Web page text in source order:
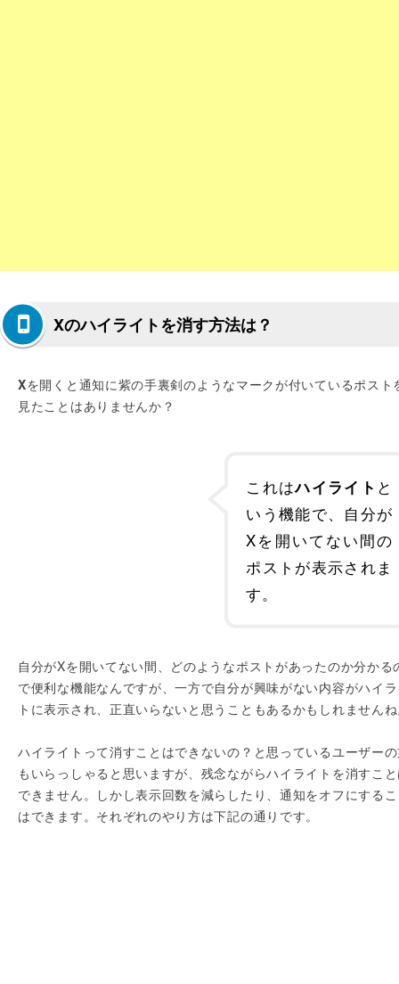
Xのハイライトを消す方法は？
Xを開くと通知に紫の手裏剣のようなマークが付いているポスト
見たことはありませんか？
これはハイライト と
いう機能で、自分が
Xを開いてない間の
ポストが表示されま
す。
自分がXを開いてない間、どのようなポストがあったのか分かる
で便利な機能なんですが、一方で自分が興味がない内容がハイ
トに表示され、正直いらないと思うこともあるかもしれません
ハイライトって消すことはできないの？と思っているユーザー
もいらっしゃると思いますが、残念ながらハイライトを消すこ
できません。しかし表示回数を減らしたり、通知をオフにする
はできます。それぞれのやり方は下記の通りです。